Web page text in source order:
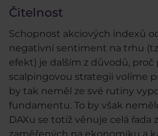
Čitelnost
Schopnost akciových indexů
negativní sentiment na trhu
efekt) je dalším z důvodů, proč
scalpingovou strategii volíme
by tak neměl ze své rutiny
fundamentu. To by však
DAXu se totiž věnuje celá řada